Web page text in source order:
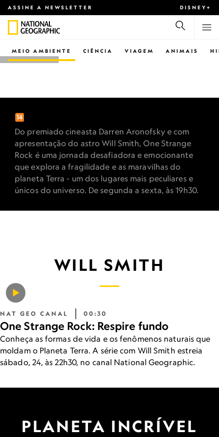
ASSINE A NEWSLETTER DISNEY+
CIÊNCIA VIAGEM ANIMAIS
MEIO AMBIENTE
Do premiado cineasta Darren Aronofsky e com
apresentação do astro Will Smith, One Strange
Rock é uma jornada desafiadora e emocionante
que explora a fragilidade e as maravilhas do
planeta Terra - um dos lugares mais peculiares e
únicos do universo. De segunda a sexta, às 19h30.
WILL SMITH
NAT GEO CANAL 00:30
One Strange Rock: Respire fundo
Conheça as formas de vida e os fenômenos naturais que
moldam o Planeta Terra. A série com Will Smith estreia
sábado, 24, às 22h30, no canal National Geographic.
PLANETA INCRÍVEL